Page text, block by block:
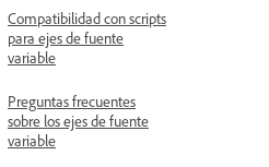
Compatibilidad con scripts
para ejes de fuente
variable
Preguntas frecuentes
sobre los ejes de fuente
variable